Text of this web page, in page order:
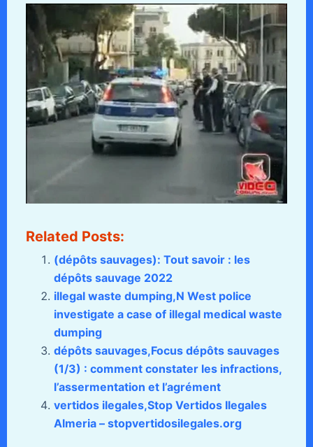
Related Posts:
(dépôts sauvages): Tout savoir : les
dépôts sauvage 2022
illegal waste dumping,N West police
investigate a case of illegal medical waste
dumping
dépôts sauvages,Focus dépôts sauvages
(1/3) : comment constater les infractions,
l’assermentation et l’agrément
vertidos ilegales,Stop Vertidos Ilegales
Almeria – stopvertidosilegales.org